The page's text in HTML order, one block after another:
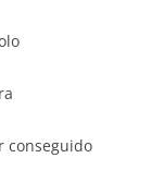
conseguido